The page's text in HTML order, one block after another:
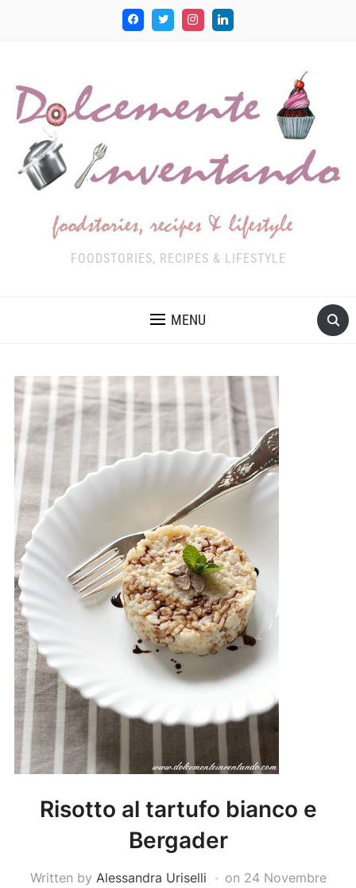
FOODSTORIES, RECIPES & LIFESTYLE
MENU
Risotto al tartufo bianco e
Bergader
Written by Alessandra Uriselli on 24 Novembre